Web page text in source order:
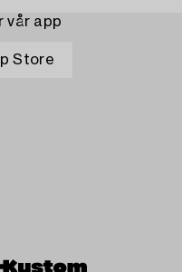
vår app
Store